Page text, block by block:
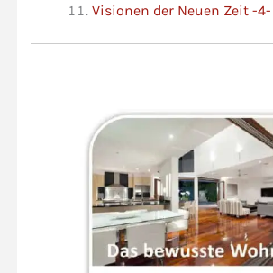
Visionen der Neuen Zeit -